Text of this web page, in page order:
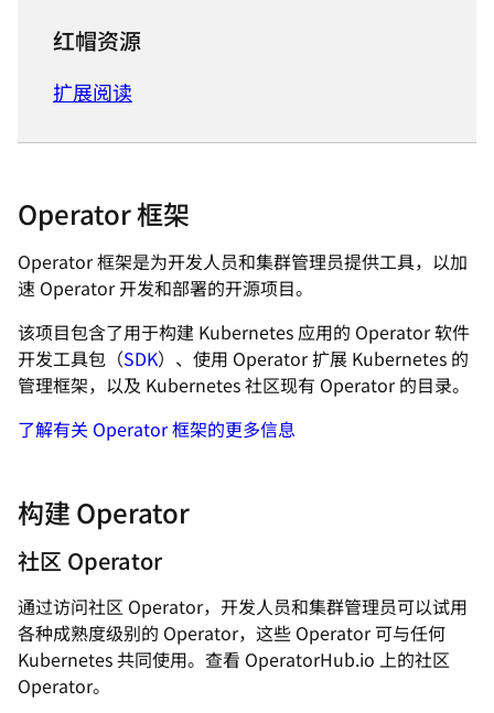
红帽资源
扩展阅读
Operator 框架
Operator 框架是为开发人员和集群管理员提供工具，以加
速 Operator 开发和部署的开源项目。
该项目包含了用于构建 Kubernetes 应用的 Operator 软件
开发工具包（SDK）、使用 Operator 扩展 Kubernetes 的
管理框架，以及 Kubernetes 社区现有 Operator 的目录。
了解有关 Operator 框架的更多信息
构建 Operator
社区 Operator
通过访问社区 Operator，开发人员和集群管理员可以试用
各种成熟度级别的 Operator，这些 Operator 可与任何
Kubernetes 共同使用。查看 OperatorHub.io 上的社区
Operator。